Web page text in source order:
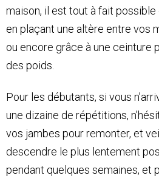
maison, il est tout à fait
en plaçant une altère entre vos
ou encore grâce à une ceinture
des poids.
Pour les débutants, si vous
une dizaine de répétitions,
vos jambes pour remonter, et
descendre le plus lentement
pendant quelques semaines, et